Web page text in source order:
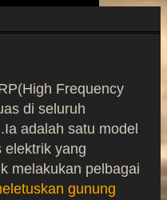
Frequency
di seluruh
adalah satu model
elektrik yang
melakukan pelbagai
gunung